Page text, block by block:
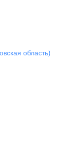
область)